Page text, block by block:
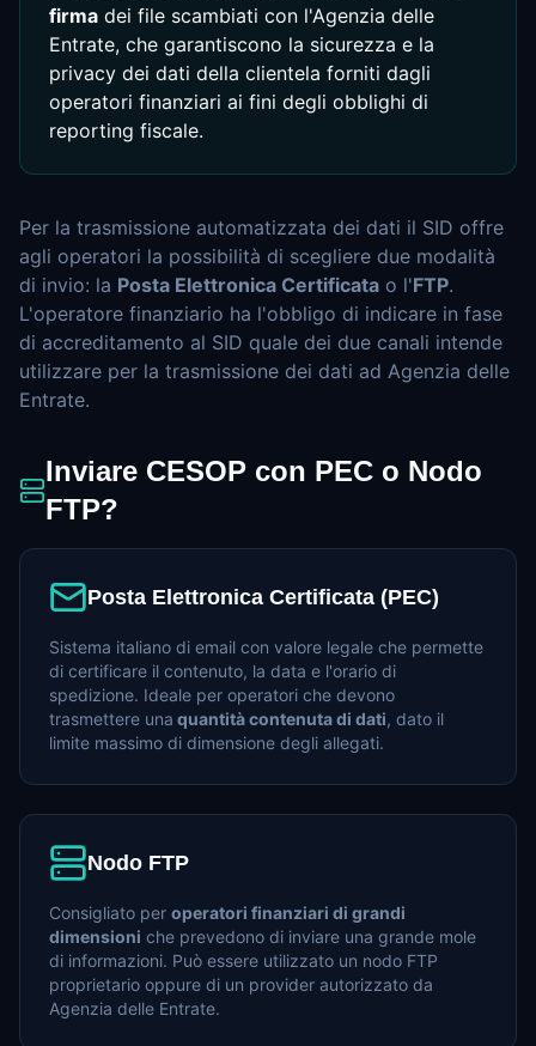
firma dei file scambiati con l'Agenzia delle
Entrate, che garantiscono la sicurezza e la
privacy dei dati della clientela forniti dagli
operatori finanziari ai fini degli obblighi di
reporting fiscale.
Per la trasmissione automatizzata dei dati il SID offre
agli operatori la possibilità di scegliere due modalità
di invio: la Posta Elettronica Certificata o l'FTP.
L'operatore finanziario ha l'obbligo di indicare in fase
di accreditamento al SID quale dei due canali intende
utilizzare per la trasmissione dei dati ad Agenzia delle
Entrate.
Inviare CESOP con PEC o Nodo
FTP?
Posta Elettronica Certificata (PEC)
Sistema italiano di email con valore legale che permette
di certificare il contenuto, la data e l'orario di
spedizione. Ideale per operatori che devono
trasmettere una quantità contenuta di dati, dato il
limite massimo di dimensione degli allegati.
Nodo FTP
Consigliato per operatori finanziari di grandi
dimensioni che prevedono di inviare una grande mole
di informazioni. Può essere utilizzato un nodo FTP
proprietario oppure di un provider autorizzato da
Agenzia delle Entrate.